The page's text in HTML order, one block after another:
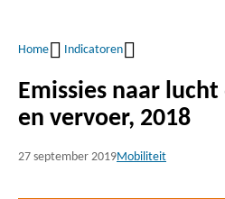
Kruimelpad
Home Indicatoren
Emissies naar
en vervoer, 2018
27 september 2019Mobiliteit